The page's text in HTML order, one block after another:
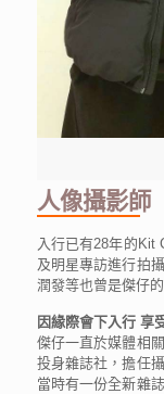
人像攝影師
入行已有28年的Kit
及明星專訪進行拍
潤發等也曾是傑仔
因緣際會下入行 享
傑仔一直於媒體相
投身雜誌社，擔任
當時有一份全新雜